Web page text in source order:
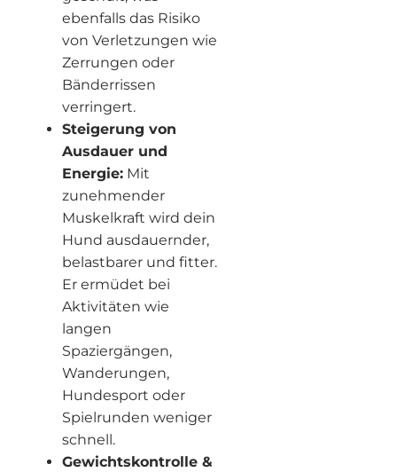
ebenfalls das Risiko
von Verletzungen wie
Zerrungen oder
Bänderrissen
verringert.
Steigerung von
Ausdauer und
Energie: Mit
zunehmender
Muskelkraft wird dein
Hund ausdauernder,
belastbarer und fitter.
Er ermüdet bei
Aktivitäten wie
langen
Spaziergängen,
Wanderungen,
Hundesport oder
Spielrunden weniger
schnell.
Gewichtskontrolle &